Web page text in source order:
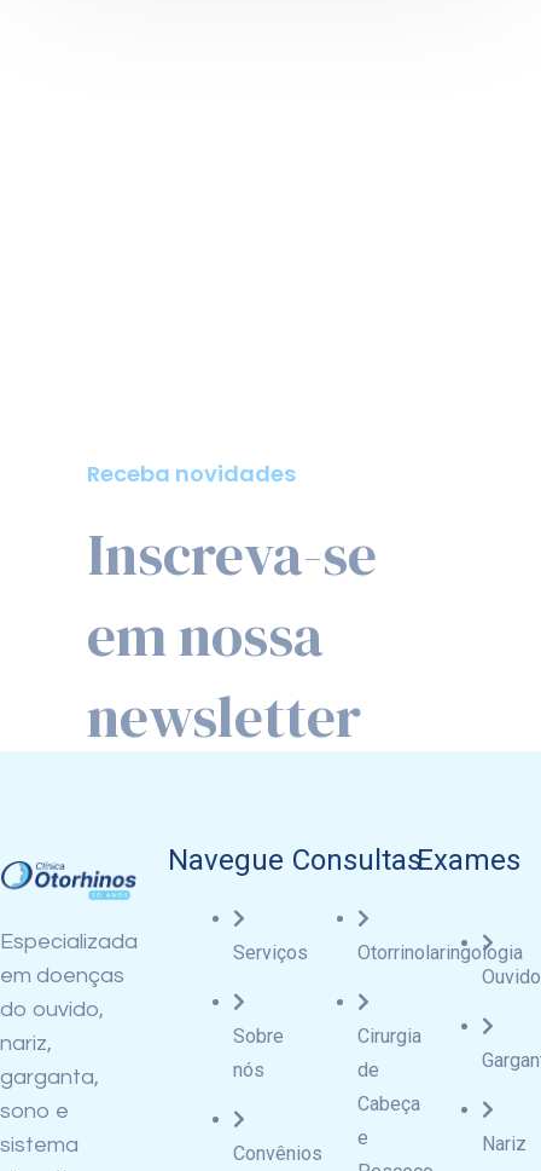
newsletter
Especializada
em doenças
do ouvido,
nariz,
garganta,
sono e
sistema
Navegue
Serviços
Sobre
nós
Convênios
Consultas
Otorrinolaringologia
Cirurgia
de
Cabeça
e
Exames
Ouvido
Nariz